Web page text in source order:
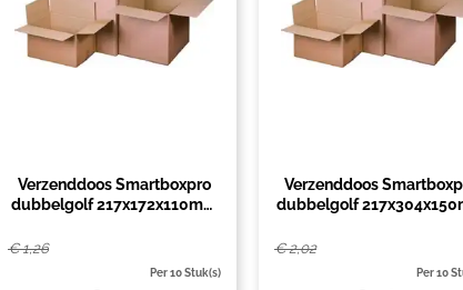
Verzenddoos Smartboxpro
dubbelgolf 217x172x110mm
€1,26
Per 10 Stuk(s)
Verzenddoos
dubbelgolf
€2,02
Per 10